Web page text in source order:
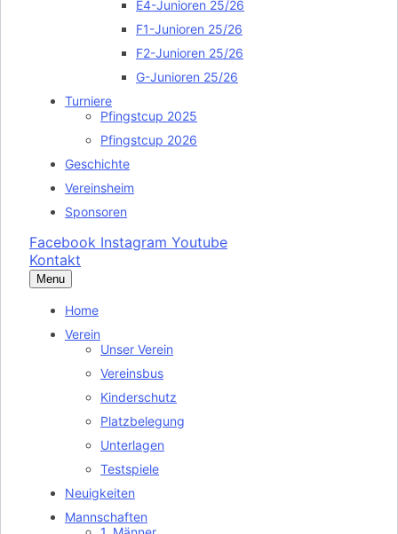
E4-Junioren 25/26
F1-Junioren 25/26
F2-Junioren 25/26
G-Junioren 25/26
Turniere
Pfingstcup 2025
Pfingstcup 2026
Geschichte
Vereinsheim
Sponsoren
Facebook Instagram Youtube
Kontakt
Menu
Home
Verein
Unser Verein
Vereinsbus
Kinderschutz
Platzbelegung
Unterlagen
Testspiele
Neuigkeiten
Mannschaften